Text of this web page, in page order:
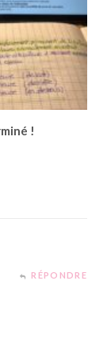
!
RÉPONDRE